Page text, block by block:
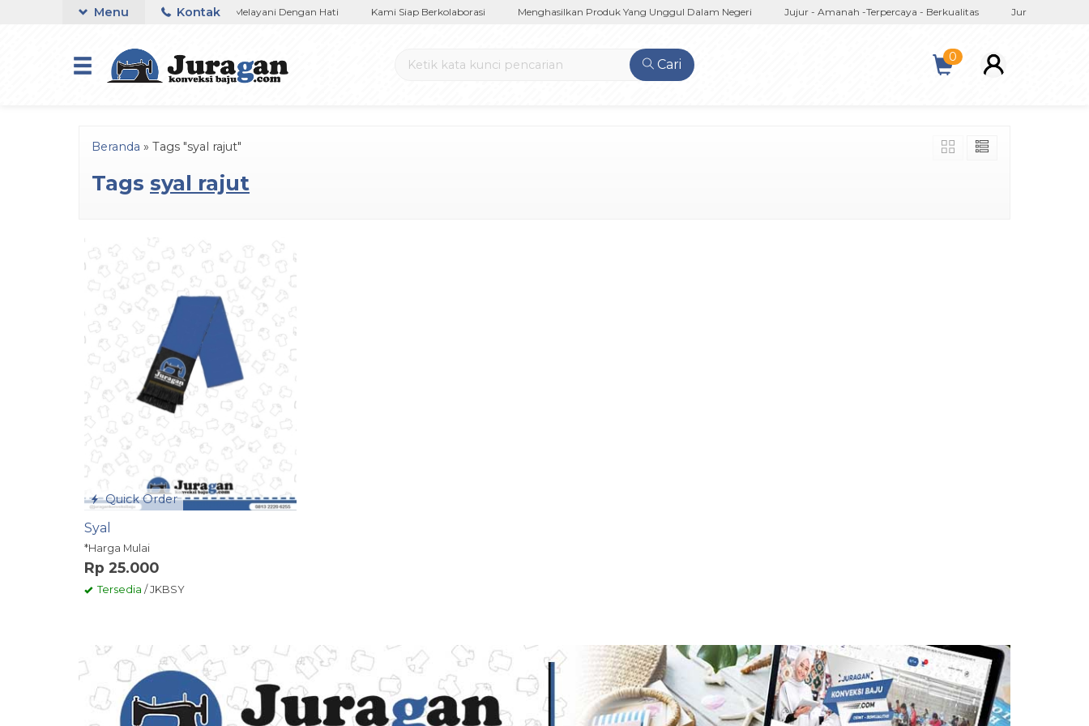
Konveksi Baju Murah Di Bandung Melayani Dengan Hati Kami Siap Berkolaborasi Menghasilkan Produk Yang Unggul Dalam Negeri Jujur - Amanah -Terpercaya - Berkualitas Juragan Konveksi
Menu Kontak
Cari 0
Beranda » Tags "syal rajut"
Tags syal rajut
Quick Order
Syal
*Harga Mulai
Rp 25.000
Tersedia / JKBSY